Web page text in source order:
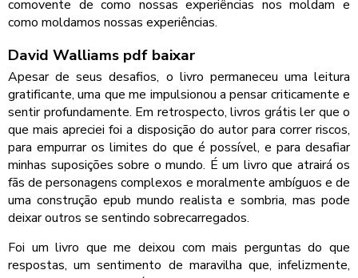
comovente de como nossas experiências nos moldam e
como moldamos nossas experiências.
David Walliams pdf baixar
Apesar de seus desafios, o livro permaneceu uma leitura
gratificante, uma que me impulsionou a pensar criticamente e
sentir profundamente. Em retrospecto, livros grátis ler que o
que mais apreciei foi a disposição do autor para correr riscos,
para empurrar os limites do que é possível, e para desafiar
minhas suposições sobre o mundo. É um livro que atrairá os
fãs de personagens complexos e moralmente ambíguos e de
uma construção epub mundo realista e sombria, mas pode
deixar outros se sentindo sobrecarregados.
Foi um livro que me deixou com mais perguntas do que
respostas, um sentimento de maravilha que, infelizmente,